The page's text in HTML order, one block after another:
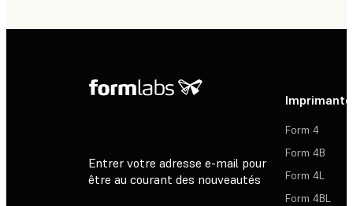
Entrer votre adresse e-mail pour
être au courant des nouveautés
Form 4
Form 4B
Form 4L
Form 4BL